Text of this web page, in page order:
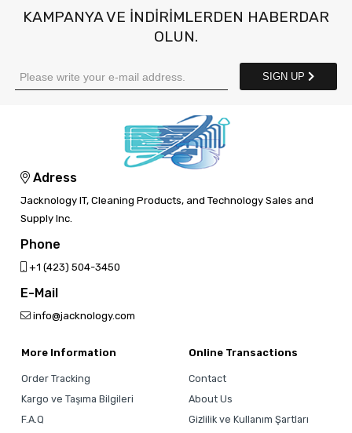
KAMPANYA VE INDIRIMLERDEN HABERDAR
OLUN.
SIGN UP
Adress
Jacknology IT, Cleaning Products, and Technology Sales and
Supply Inc.
Phone
‎+1 (423) 504-3450
E-Mail
info@jacknology.com
More Information
Order Tracking
Kargo ve Taşıma Bilgileri
F.A.Q
Online Transactions
Contact
About Us
Gizlilik ve Kullanım Şartları